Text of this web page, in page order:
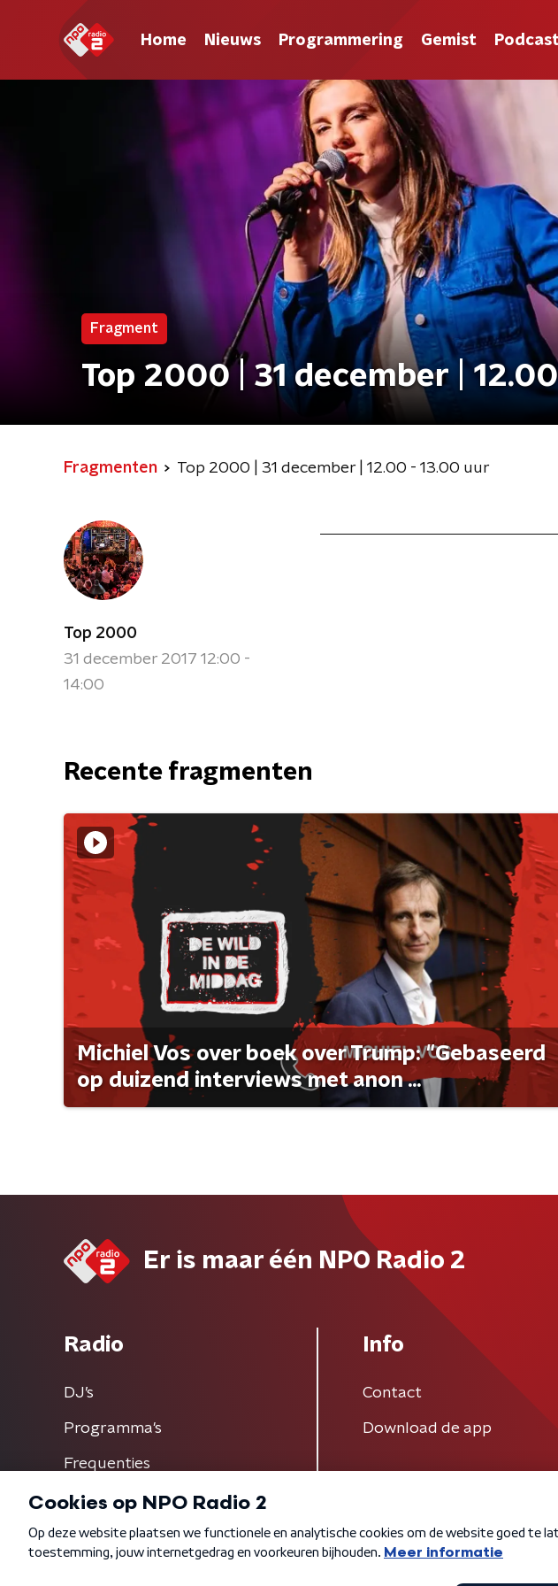
Home Nieuws Programmering Gemist
Fragment
Top 2000 | 31 december |
Fragmenten Top 2000 | 31 december | 12.00 - 13.00 uur
Top 2000
31 december 2017 12:00 -
14:00
Recente fragmenten
Michiel Vos over boek over Trump: "Gebaseerd
op duizend interviews met anon ...
Er is maar één NPO Radio 2
Radio
DJ’s
Programma's
Frequenties
Info
Contact
Download de app
Algemene voorwaarden Privacybeleid